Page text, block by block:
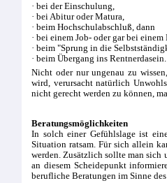
· bei der Einschulung,
· bei Abitur oder Matura,
· beim Hochschulabschluß, dann
· bei einem Job- oder gar bei einem
· beim "Sprung in die
· beim Übergang ins Rentnerdasein.
Nicht oder nur ungenau zu
wird, verursacht natürlich
nicht gerecht werden zu können,
Beratungsmöglichkeiten
In solch einer Gefühlslage ist
Situation ratsam. Für sich allein
werden. Zusätzlich sollte man
an diesem Scheidepunkt
berufliche Beratungen im Sinne